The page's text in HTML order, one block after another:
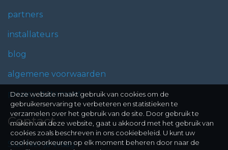
partners
installateurs
blog
algemene voorwaarden
privacy statement
Contact
Stel hier je vraag
Deze website maakt gebruik van cookies om de
gebruikerservaring te verbeteren en statistieken te
verzamelen over het gebruik van de site. Door gebruik te
maken van deze website, gaat u akkoord met het gebruik van
cookies zoals beschreven in ons cookiebeleid. U kunt uw
cookievoorkeuren op elk moment beheren door naar de